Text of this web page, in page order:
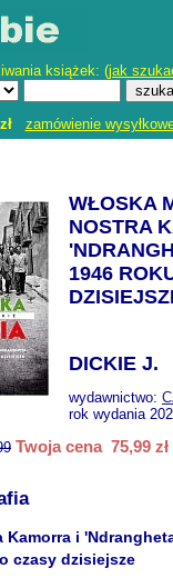
książek: (jak
zamówienie
WŁOSKA
NOSTRA
1946
DICKIE J.
wydawnictwo:
rok wydania
Twoja cena 75,99 zł
Kamorra i
czasy dzisiejsze